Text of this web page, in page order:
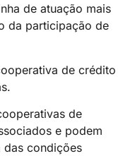
de atuação mais
da participação de
de crédito
de
e podem
das condições